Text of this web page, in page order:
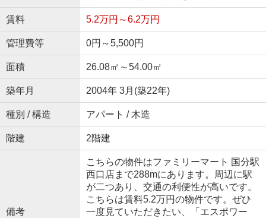
賃料 5.2万円～6.2万円
管理費等 0円～5,500円
面積 26.08㎡～54.00㎡
築年月 2004年 3月(築22年)
種別 / 構造 アパート / 木造
階建 2階建
備考
こちらの物件はファミリーマート 国分駅
西口店まで288mにあります。周辺に駅
が二つあり、交通の利便性が高いです。
こちらは賃料5.2万円の物件です。ぜひ
一度見ていただきたい、「エスポワー